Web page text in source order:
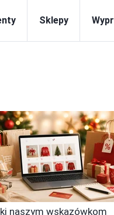
Sklepy
naszym wskazówkom